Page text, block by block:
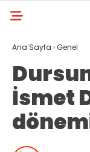
Ana Sayfa ›Genel
İsmet